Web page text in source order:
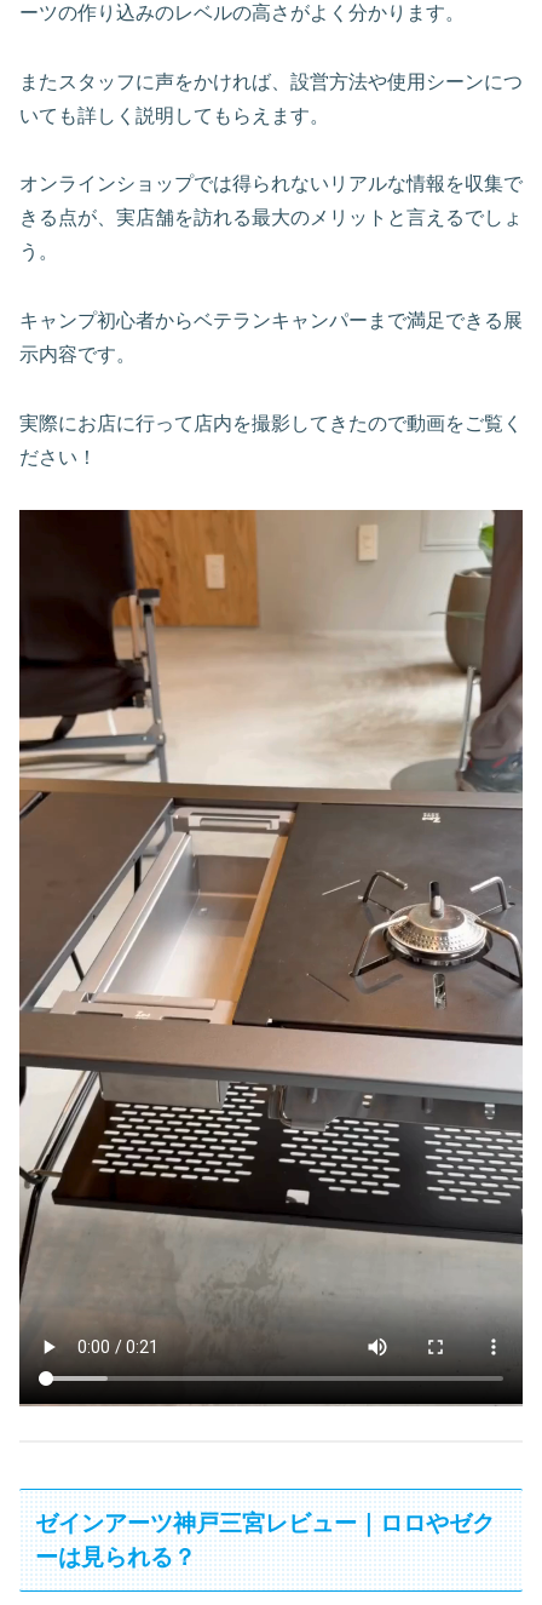
ーツの作り込みのレベルの高さがよく分かります。
またスタッフに声をかければ、設営方法や使用シーンにつ
いても詳しく説明してもらえます。
オンラインショップでは得られないリアルな情報を収集で
きる点が、実店舗を訪れる最大のメリットと言えるでしょ
う。
キャンプ初心者からベテランキャンパーまで満足できる展
示内容です。
実際にお店に行って店内を撮影してきたので動画をご覧く
ださい！
ゼインアーツ神戸三宮レビュー｜ロロやゼク
ーは見られる？